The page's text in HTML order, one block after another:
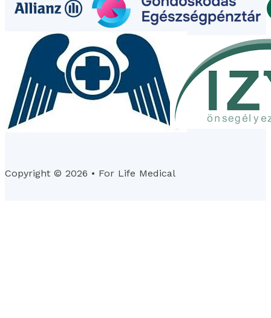
Copyright © 2026 • For Life Medical